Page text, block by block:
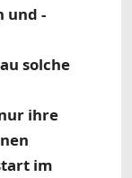
und -
solche
ihre
im